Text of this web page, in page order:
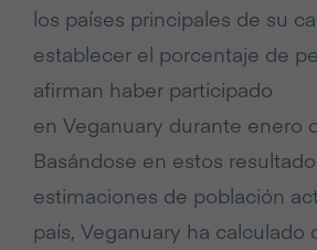
los países principales de su
establecer el porcentaje de
afirman haber participado
en Veganuary durante enero
Basándose en estos
estimaciones de población
país, Veganuary ha calculado